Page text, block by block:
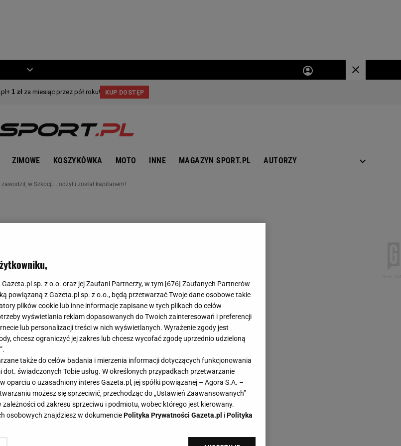
ZIMOWE KOSZYKÓWKA MOTO INNE MAGAZYN SPORT.PL AUTORZY
w Szkocji... odżył i został kapitanem!
Gazeta.pl sp. z o.o. oraz jej Zaufani Partnerzy, w tym [676] Zaufanych Partnerów
powiązaną z Gazeta.pl sp. z o.o., będą przetwarzać Twoje dane osobowe takie
plików cookie lub inne informacje zapisane w tych plikach do celów
wyświetlania reklam dopasowanych do Twoich zainteresowań i preferencji
lub personalizacji treści w nich wyświetlanych. Wyrażenie zgody jest
chcesz ograniczyć jej zakres lub chcesz wycofać zgodę uprzednio udzieloną
także do celów badania i mierzenia informacji dotyczących funkcjonowania
dot. świadczonych Tobie usług. W określonych przypadkach przetwarzanie
oparciu o uzasadniony interes Gazeta.pl, jej spółki powiązanej – Agora S.A. –
możesz się sprzeciwić, przechodząc do „Ustawień Zaawansowanych”
od zakresu sprzeciwu i podmiotu, wobec którego jest kierowany.
osobowych znajdziesz w dokumenciePolityka Prywatności Gazeta.pl iPolityka